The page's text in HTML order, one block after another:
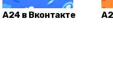
А24 в Вконтакте